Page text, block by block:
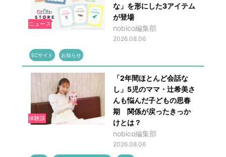
ニュース
な」を形にした3アイテム
が登場
nobico編集部
2026.08.06
ECサイト お知らせ
体験談
「2年間ほとんど会話な
し」5児のママ・辻希美さ
んも悩んだ子どもの思春
期 関係が戻ったきっか
けとは？
nobico編集部
2026.08.06